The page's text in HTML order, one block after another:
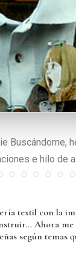
de la
plata e hilo
textil con la
Ahora me
según temas